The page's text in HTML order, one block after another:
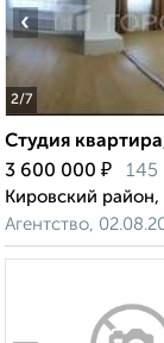
2/7
‹
Студия
3 600 000 ₽ 145
Кировский район,
Агентство,